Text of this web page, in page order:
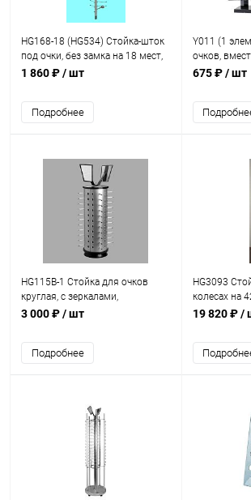
HG168-18 (HG534) Стойка-шток
под очки, без замка на 18 мест,
1350 мм
1 860 ₽/ шт
Подробнее
Y011 (1
очков,
H=375мм
675 ₽/ шт
HG115B-1 Стойка для очков
круглая, с зеркалами,
вместимость 36 шт.
3 000 ₽/ шт
Подробнее
HG3093
колесах на
19 820 ₽/